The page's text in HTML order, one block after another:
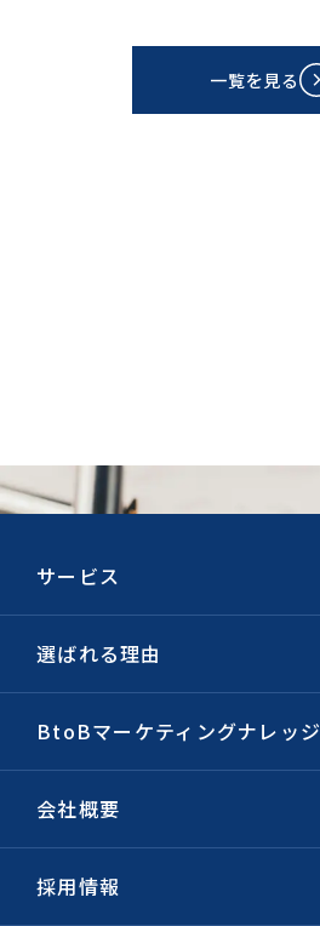
一覧を見る
サービス
選ばれる理由
BtoBマーケティングナレッジ
会社概要
採用情報